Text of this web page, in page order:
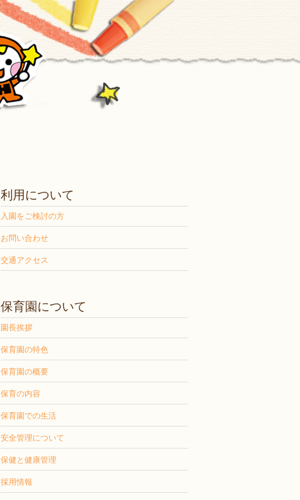
利用について
入園をご検討の方
お問い合わせ
交通アクセス
保育園について
園長挨拶
保育園の特色
保育園の概要
保育の内容
保育園での生活
安全管理について
保健と健康管理
採用情報